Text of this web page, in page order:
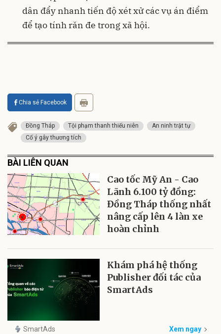
dân đẩy nhanh tiến độ xét xử các vụ án điểm
để tạo tính răn đe trong xã hội.
Chia sẻ Facebook
Đồng Tháp Tội phạm thanh thiếu niên
An ninh trật tự
Cố ý gây thương tích
BÀI LIÊN QUAN
Cao tốc Mỹ An - Cao
Lãnh 6.100 tỷ đồng:
Đồng Tháp thống nhất
nâng cấp lên 4 làn xe
hoàn chỉnh
Khám phá hệ thống
Publisher đối tác của
SmartAds
SmartAds Xem ngay